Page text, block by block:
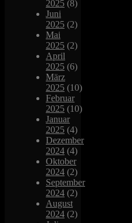
2025 (8)
Juni
2025 (2)
Mai
2025 (2)
April
2025 (6)
März
2025 (10)
Februar
2025 (10)
Januar
2025 (4)
Dezember
2024 (4)
Oktober
2024 (2)
September
2024 (2)
August
2024 (2)